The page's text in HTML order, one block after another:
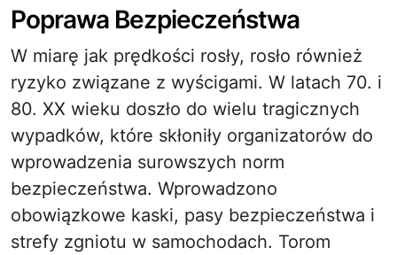
Poprawa Bezpieczeństwa
W miarę jak prędkości rosły, rosło również
ryzyko związane z wyścigami. W latach 70. i
80. XX wieku doszło do wielu tragicznych
wypadków, które skłoniły organizatorów do
wprowadzenia surowszych norm
bezpieczeństwa. Wprowadzono
obowiązkowe kaski, pasy bezpieczeństwa i
strefy zgniotu w samochodach. Torom